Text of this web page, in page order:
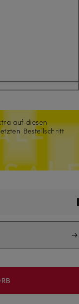
auf diesen
Bestellschritt